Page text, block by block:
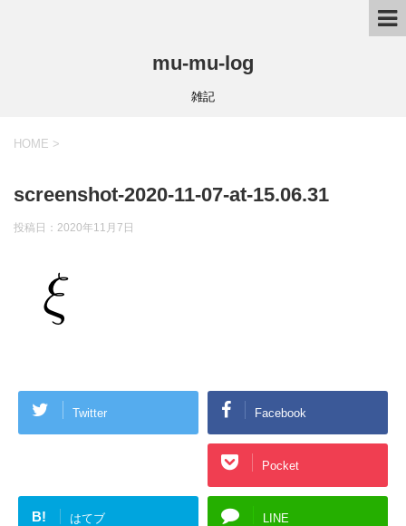
mu-mu-log
雑記
HOME >
screenshot-2020-11-07-at-15.06.31
投稿日： 2020年11月7日
Twitter Facebook
Pocket
B! はてブ LINE